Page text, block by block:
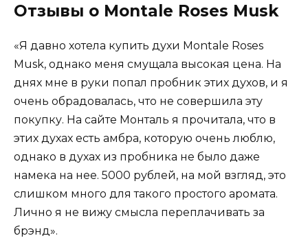
Отзывы о Montale Roses Musk
«Я давно хотела купить духи Montale Roses
Musk, однако меня смущала высокая цена. На
днях мне в руки попал пробник этих духов, и я
очень обрадовалась, что не совершила эту
покупку. На сайте Монталь я прочитала, что в
этих духах есть амбра, которую очень люблю,
однако в духах из пробника не было даже
намека на нее. 5000 рублей, на мой взгляд, это
слишком много для такого простого аромата.
Лично я не вижу смысла переплачивать за
брэнд».